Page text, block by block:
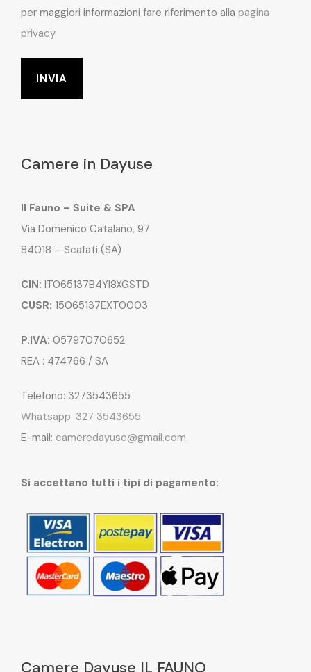
per maggiori informazioni fare riferimento alla pagina
privacy
Camere in Dayuse
Il Fauno – Suite & SPA
Via Domenico Catalano, 97
84018 – Scafati (SA)
CIN: IT065137B4YI8XGSTD
CUSR: 15065137EXT0003
P.IVA: 05797070652
REA : 474766 / SA
Telefono: 3273543655
Whatsapp: 327 3543655
E-mail: cameredayuse@gmail.com
Si accettano tutti i tipi di pagamento:
Camere Dayuse IL FAUNO